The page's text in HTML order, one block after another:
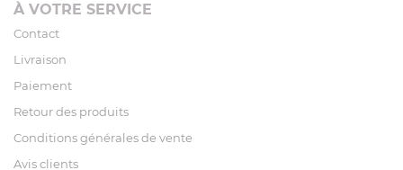
À VOTRE SERVICE
Contact
Livraison
Paiement
Retour des produits
Conditions générales de vente
Avis clients